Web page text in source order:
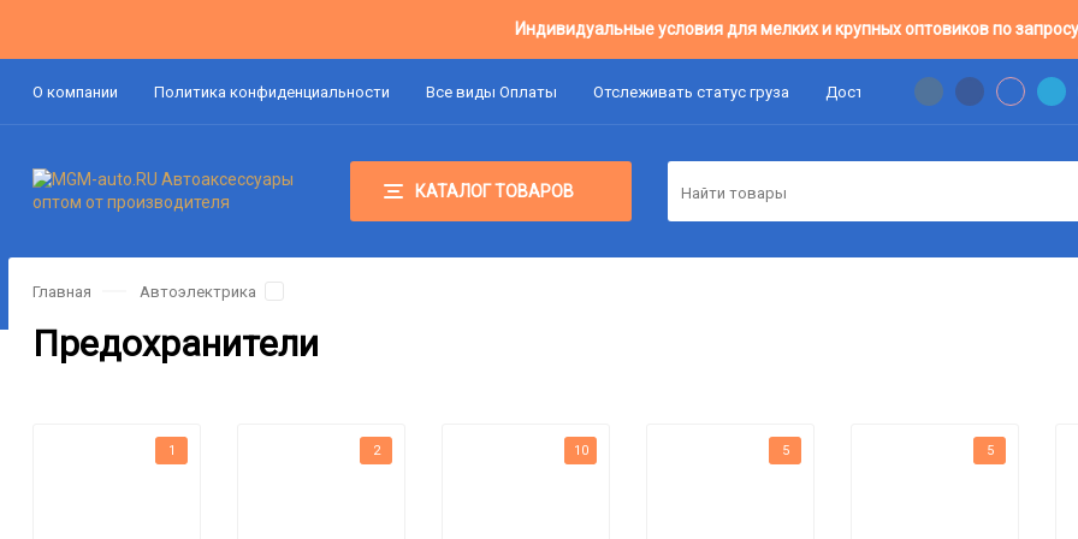
Индивидуальные условия для мелких и крупных оптовиков по
О компании Политика конфиденциальности Все виды Оплаты Отслеживать статус груза Доставка Цены Оптовикам
КАТАЛОГ ТОВАРОВ
Главная Автоэлектрика
Предохранители
1 2 10 5 5